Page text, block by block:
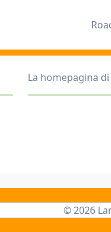
La homepagina di
© 2026